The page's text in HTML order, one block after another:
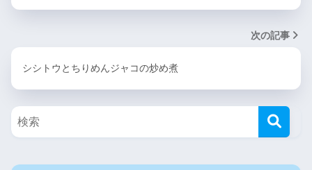
次の記事
シシトウとちりめんジャコの炒め煮